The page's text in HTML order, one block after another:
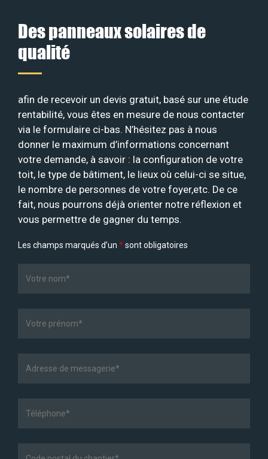
Des panneaux solaires de
qualité
afin de recevoir un devis gratuit, basé sur une étude
rentabilité, vous êtes en mesure de nous contacter
via le formulaire ci-bas. N’hésitez pas à nous
donner le maximum d’informations concernant
votre demande, à savoir : la configuration de votre
toit, le type de bâtiment, le lieux où celui-ci se situe,
le nombre de personnes de votre foyer,etc. De ce
fait, nous pourrons déjà orienter notre réflexion et
vous permettre de gagner du temps.
Les champs marqués d’un *sont obligatoires